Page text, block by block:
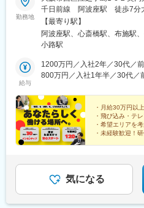
勤務地
千日前線 阿波座駅 徒歩7分
斎橋日光ビル1F2号大阪メト
緑地線 心斎橋駅 徒歩3分大
長堀橋駅 徒歩7分大阪府東大
【最寄り駅】
阿波座駅、心斎橋駅、布施駅
小路駅
給与
1200万円／入社2年／30代／
800万円／入社1年半／30代／
・月給30万円以
・飛び込み・テ
・希望エリアを
・未経験歓迎！
気になる